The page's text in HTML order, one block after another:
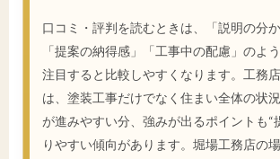
口コミ・評判を読むときは、「説明の分か
「提案の納得感」「工事中の配慮」のよ
注目すると比較しやすくなります。工務
は、塗装工事だけでなく住まい全体の状
が進みやすい分、強みが出るポイントも“
りやすい傾向があります。堀場工務店の